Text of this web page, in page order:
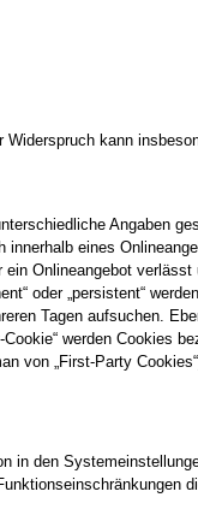
kann
Angaben
eines
Onlineangebot
oder „persistent“
Tagen aufsuchen.
werden Cookies
von „First-Party
in den